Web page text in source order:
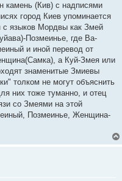
камень (Кив) с надписями
город Киев упоминается
с языков Мордвы как Змей
Позмеинье, где Ва-
и иной перевод от
а Куй-Змея или
знаменитые Змиевы
толком не могут объяснить
них тоже туманно, и отец
со Змеями на этой
Позмеинье, Женщина-